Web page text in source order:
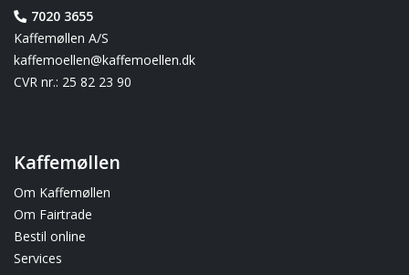
7020 3655
Kaffemøllen A/S
kaffemoellen@kaffemoellen.dk
CVR nr.: 25 82 23 90
Kaffemøllen
Om Kaffemøllen
Om Fairtrade
Bestil online
Services